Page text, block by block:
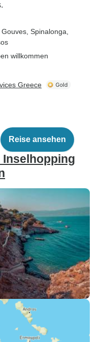
Gouves , Spinalonga
willkommen
Greece
Reise ansehen
Inselhopping